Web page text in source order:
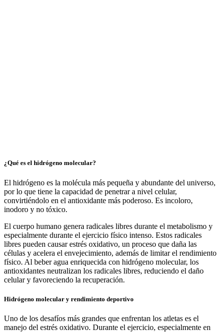
¿Qué es el hidrógeno molecular?
El hidrógeno es la molécula más pequeña y abundante del universo,
por lo que tiene la capacidad de penetrar a nivel celular,
convirtiéndolo en el antioxidante más poderoso. Es incoloro,
inodoro y no tóxico.
El cuerpo humano genera radicales libres durante el metabolismo y
especialmente durante el ejercicio físico intenso. Estos radicales
libres pueden causar estrés oxidativo, un proceso que daña las
células y acelera el envejecimiento, además de limitar el rendimiento
físico. Al beber agua enriquecida con hidrógeno molecular, los
antioxidantes neutralizan los radicales libres, reduciendo el daño
celular y favoreciendo la recuperación.
Hidrógeno molecular y rendimiento deportivo
Uno de los desafíos más grandes que enfrentan los atletas es el
manejo del estrés oxidativo. Durante el ejercicio, especialmente en